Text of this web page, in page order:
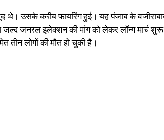
थे। उसके करीब फायरिंग हुई। यह पंजाब के
जनरल इलेक्शन की मांग को लेकर लॉन्ग मार्च शुरू
लोगों की मौत हो चुकी है।